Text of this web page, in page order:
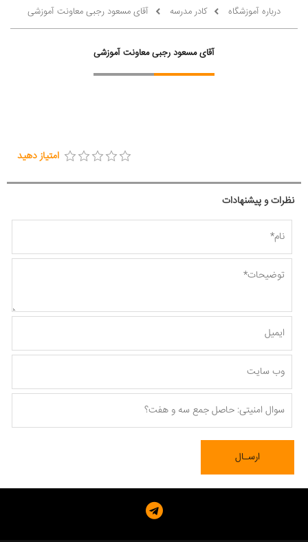
درباره آموزشگاه کادر مدرسه آقای مسعود رجبی معاونت آموزشی
آقای مسعود رجبی معاونت آموزشی
امتیاز دهید
نظرات و پیشنهادات